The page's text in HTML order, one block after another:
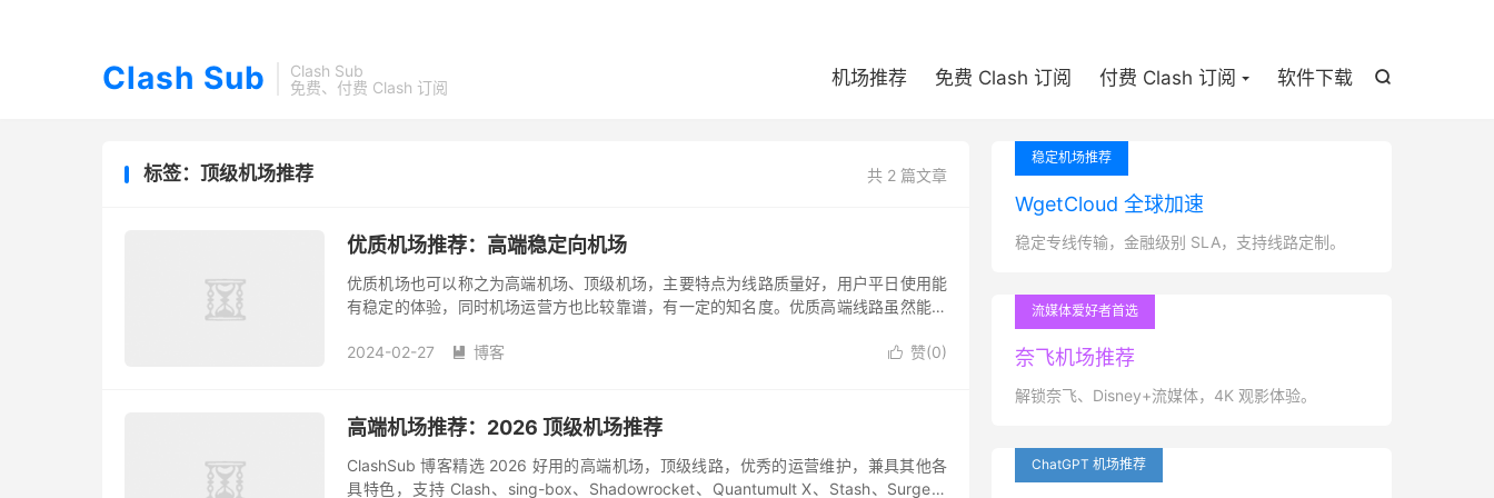
Clash Sub
Clash Sub
免费、付费 Clash 订阅

机场推荐 免费 Clash 订阅 付费 Clash 订阅 软件下载
共 2 篇文章
标签：顶级机场推荐
优质机场推荐：高端稳定向机场
优质机场也可以称之为高端机场、顶级机场，主要特点为线路质量好，用户平日使用能
有稳定的体验，同时机场运营方也比较靠谱，有一定的知名度。优质高端线路虽然能保
方案。 免费...
 赞(0)
2024-02-27  博客
高端机场推荐：2026 顶级机场推荐
ClashSub 博客精选 2026 好用的高端机场，顶级线路，优秀的运营维护，兼具其他各
具特色，支持 Clash、sing-box、Shadowrocket、Quantumult X、Stash、Surge、
稳定机场推荐
WgetCloud 全球加速
稳定专线传输，金融级别 SLA，支持线路定制。
流媒体爱好者首选
奈飞机场推荐
解锁奈飞、Disney+流媒体，4K 观影体验。
ChatGPT 机场推荐